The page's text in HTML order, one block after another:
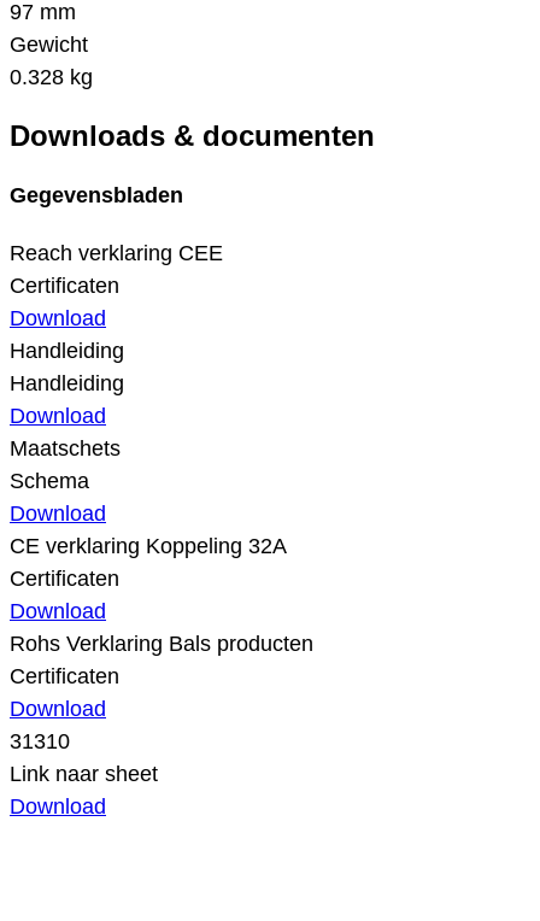
97 mm
Gewicht
0.328 kg
Downloads & documenten
Gegevensbladen
Reach verklaring CEE
Certificaten
Download
Handleiding
Handleiding
Download
Maatschets
Schema
Download
CE verklaring Koppeling 32A
Certificaten
Download
Rohs Verklaring Bals producten
Certificaten
Download
31310
Link naar sheet
Download